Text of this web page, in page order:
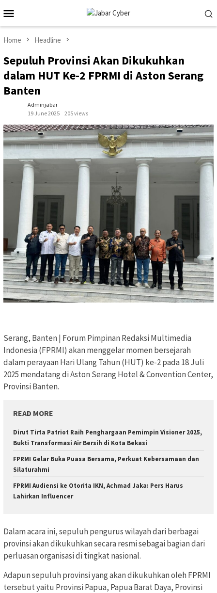
to
contentMenu
Home Headline
Sepuluh Provinsi Akan Dikukuhkan
dalam HUT Ke-2 FPRMI di Aston Serang
Banten
Adminjabar
19 June 2025
205 views
Serang, Banten | Forum Pimpinan Redaksi Multimedia
Indonesia (FPRMI) akan menggelar momen bersejarah
dalam perayaan Hari Ulang Tahun (HUT) ke-2 pada 18 Juli
2025 mendatang di Aston Serang Hotel & Convention Center,
Provinsi Banten.
READ MORE
‎Dirut Tirta Patriot Raih Penghargaan Pemimpin Visioner 2025,
Bukti Transformasi Air Bersih di Kota Bekasi ‎
FPRMI Gelar Buka Puasa Bersama, Perkuat Kebersamaan dan
Silaturahmi
FPRMI Audiensi ke Otorita IKN, Achmad Jaka: Pers Harus
Lahirkan Influencer
Dalam acara ini, sepuluh pengurus wilayah dari berbagai
provinsi akan dikukuhkan secara resmi sebagai bagian dari
perluasan organisasi di tingkat nasional.
Adapun sepuluh provinsi yang akan dikukuhkan oleh FPRMI
tersebut yaitu Provinsi Papua, Papua Barat Daya, Provinsi